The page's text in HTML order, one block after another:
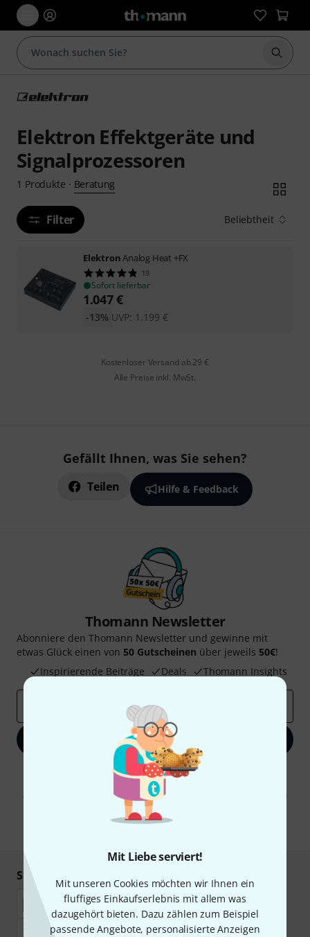
Mit Liebe serviert!
Mit unseren Cookies möchten wir Ihnen ein
fluffiges Einkaufserlebnis mit allem was
dazugehört bieten. Dazu zählen zum Beispiel
passende Angebote, personalisierte Anzeigen
Suche
Elektron Effektgeräte und
Signalprozessoren
1 Produkte · Beratung
Filter Beliebtheit
ElektronAnalog Heat +FX
19
Sofort lieferbar
1.047€
UVP: 1.199 €
-13%
Kostenloser Versand ab 29 €
Alle Preise inkl. MwSt.
Gefällt Ihnen, was Sie sehen?
Teilen Hilfe & Feedback
Thomann Newsletter
Abonniere den Thomann Newsletter und gewinne mit
etwas Glück einen von 50 Gutscheinen über jeweils 50€!
Inspirierende Beiträge
Deals Thomann Insights
Jetzt anmelden
Mit Klick auf „Jetzt anmelden“ stimmen Sie dem Erhalt von E-Mail-
Werbung und einer Messung des E-Mail-Nutzungsverhaltens zu. Die
Abmeldung ist jederzeit möglich. Weitere Informationen finden Sie in
unserenDatenschutzhinweisen
* Pflichtfeld
Sicher einkaufen & bezahlen